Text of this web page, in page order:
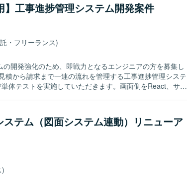
】工事進捗管理システム開発案件
・フリーランス)
の開発強化のため、即戦力となるエンジニアの方を募集し
体テストを実施していただきます。画面側をReact、サー
おります。技術に対して前向きにキャッチアップできる
改善に取り組めるメンタル面の強さをお持ちの方です。
ら、自律的に手を動かしていただける方を歓迎いたしま
ことができます。技術水準の高いリーダーやフォロー担
ード品質や設計力の向上が期待できます。 【開発環
ーサイドにC#、データベースにSQL Serverを利用した
ステム（図面システム連動）リニューア
)